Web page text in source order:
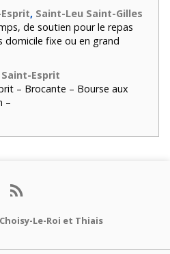
, Saint-Leu Saint-Gilles
de soutien pour le repas
domicile fixe ou en grand
Saint-Esprit
– Brocante – Bourse aux
–
Le-Roi et Thiais